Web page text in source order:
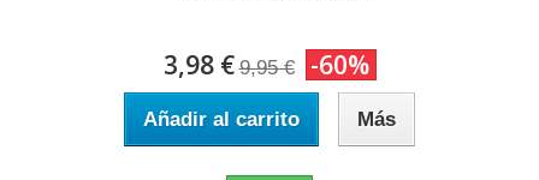
3,98 € 9,95 € -60%
Añadir al carrito Más